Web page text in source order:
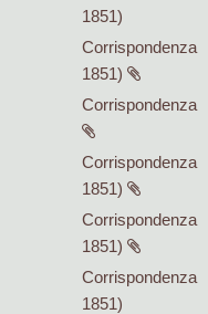
1851)
Corrispondenza
1851)
Corrispondenza
Corrispondenza
1851)
Corrispondenza
1851)
Corrispondenza
1851)